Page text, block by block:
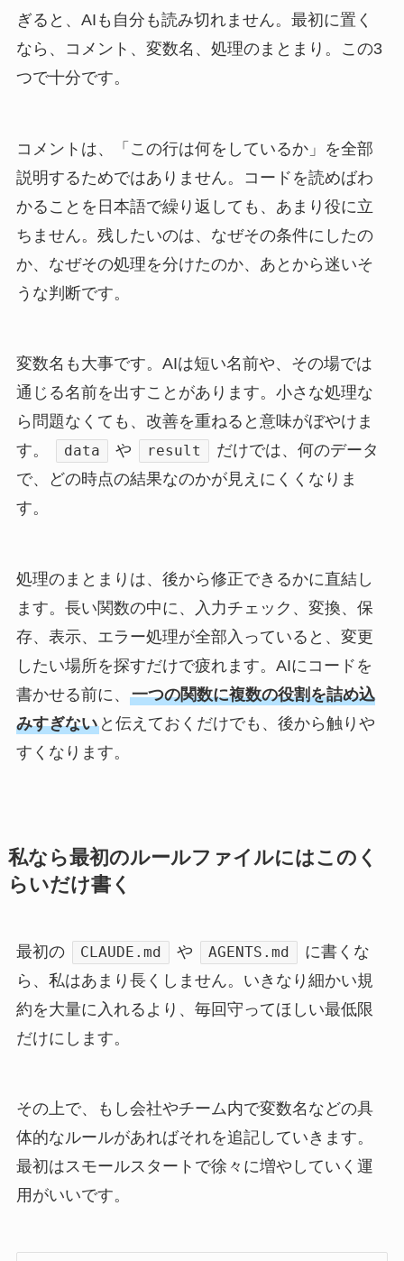
ぎると、AIも自分も読み切れません。最初に置く
なら、コメント、変数名、処理のまとまり。この3
つで十分です。
コメントは、「この行は何をしているか」を全部
説明するためではありません。コードを読めばわ
かることを日本語で繰り返しても、あまり役に立
ちません。残したいのは、なぜその条件にしたの
か、なぜその処理を分けたのか、あとから迷いそ
うな判断です。
変数名も大事です。AIは短い名前や、その場では
通じる名前を出すことがあります。小さな処理な
ら問題なくても、改善を重ねると意味がぼやけま
す。
data や result
だけでは、何のデータ
で、どの時点の結果なのかが見えにくくなりま
す。
処理のまとまりは、後から修正できるかに直結し
ます。長い関数の中に、入力チェック、変換、保
存、表示、エラー処理が全部入っていると、変更
したい場所を探すだけで疲れます。AIにコードを
書かせる前に、 一つの関数に複数の役割を詰め込
みすぎないと伝えておくだけでも、後から触りや
すくなります。
私なら最初のルールファイルにはこのく
らいだけ書く
最初の CLAUDE.md や AGENTS.md
に書くな
ら、私はあまり長くしません。いきなり細かい規
約を大量に入れるより、毎回守ってほしい最低限
だけにします。
その上で、もし会社やチーム内で変数名などの具
体的なルールがあればそれを追記していきます。
最初はスモールスタートで徐々に増やしていく運
用がいいです。